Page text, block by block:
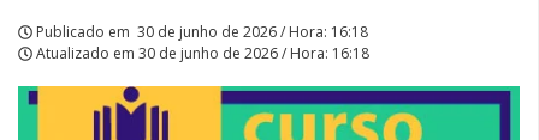
Publicado em 30 de junho de 2026 / Hora: 16:18
Atualizado em 30 de junho de 2026 / Hora: 16:18